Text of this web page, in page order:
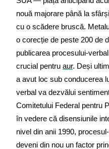
nouă majorare până la
cu o scădere bruscă.
o corecție de peste 200 de
publicarea procesului-
crucial pentru aur. Deși
a avut loc sub conducerea
verbal va dezvălui
Comitetului Federal pentru
în vedere că disensiunile
nivel din anii 1990,
deveni din nou un factor